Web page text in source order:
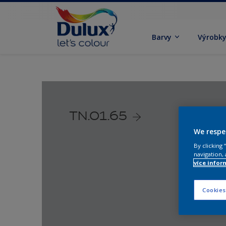
Barvy
TN.01.65
We
By clicking
navigation,
více